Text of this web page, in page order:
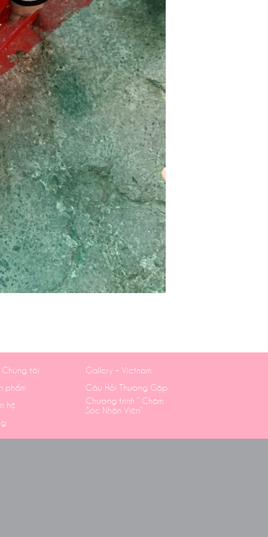
tôi
phẩm
hệ
Gallery – Vietnam
Câu Hỏi Thường Gặp
Chương trình ” Chăm
Sóc Nhân Viên”